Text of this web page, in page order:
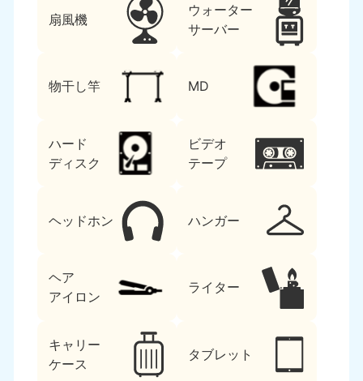
扇風機
ウォーター
サーバー
物干し竿 MD
ハード
ディスク
ビデオ
テープ
ヘッドホン ハンガー
ヘア
アイロン
ライター
キャリー
ケース
タブレット